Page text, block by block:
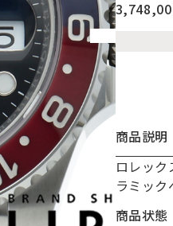
物を続ける カー
商品説明
ロレッ
ラミッ
商品状態